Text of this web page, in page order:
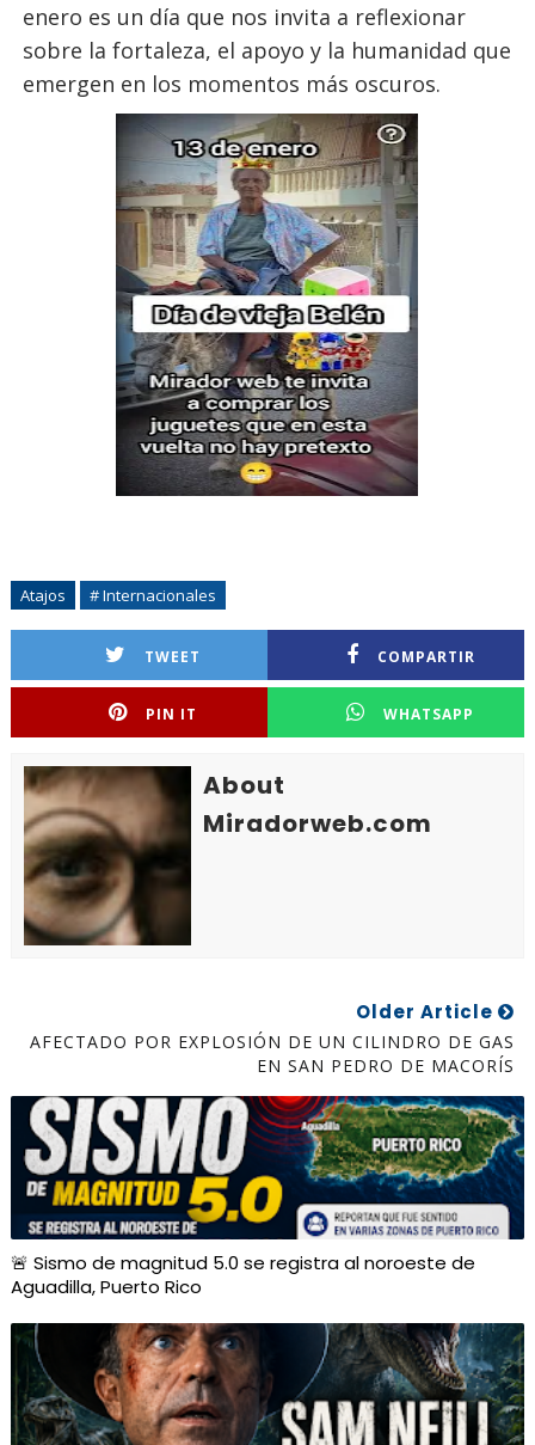
enero es un día que nos invita a reflexionar
sobre la fortaleza, el apoyo y la humanidad que
emergen en los momentos más oscuros.
Atajos # Internacionales
TWEET COMPARTIR
PIN IT WHATSAPP
About
Miradorweb.com
Older Article
AFECTADO POR EXPLOSIÓN DE UN CILINDRO DE GAS
EN SAN PEDRO DE MACORÍS
🚨 Sismo de magnitud 5.0 se registra al noroeste de
Aguadilla, Puerto Rico